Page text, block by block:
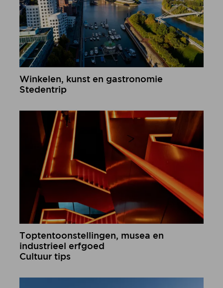
Winkelen, kunst en gastronomie
Stedentrip
Toptentoonstellingen, musea en
industrieel erfgoed
Cultuur tips